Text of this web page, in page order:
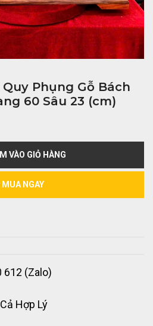
Phụng Gỗ Bách
60 Sâu 23 (cm)
VÀO GIỎ HÀNG
MUA NGAY
612 (Zalo)
Hợp Lý